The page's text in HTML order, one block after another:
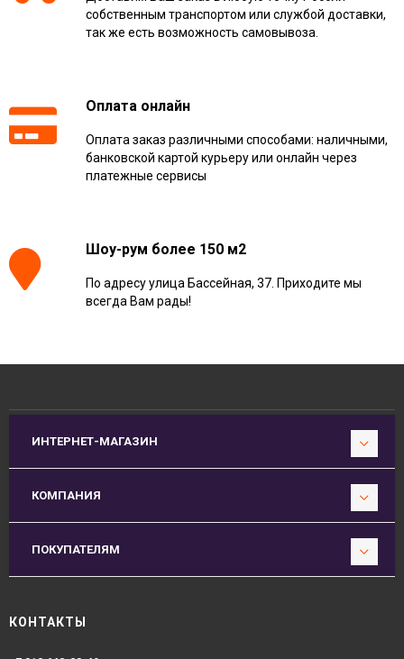
собственным транспортом или службой доставки,
так же есть возможность самовывоза.
Оплата онлайн
Оплата заказ различными способами: наличными,
банковской картой курьеру или онлайн через
платежные сервисы
Шоу-рум более 150 м2
По адресу улица Бассейная, 37. Приходите мы
всегда Вам рады!
ИНТЕРНЕТ-МАГАЗИН
КОМПАНИЯ
ПОКУПАТЕЛЯМ
КОНТАКТЫ